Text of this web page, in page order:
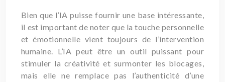
Bien que l’IA puisse fournir une base intéressante,
il est important de noter que la touche personnelle
et émotionnelle vient toujours de l’intervention
humaine. L’IA peut être un outil puissant pour
stimuler la créativité et surmonter les blocages,
mais elle ne remplace pas l’authenticité d’une